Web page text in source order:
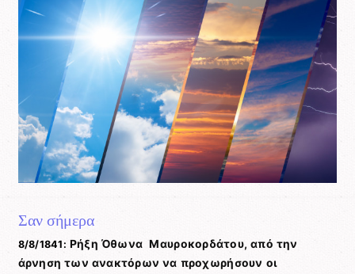
Σαν σήμερα
8/8/1841: Ρήξη Όθωνα  Μαυροκορδάτου, από την
άρνηση των ανακτόρων να προχωρήσουν οι